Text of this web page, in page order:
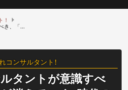
！
第710号：コンサルタントが意識すべき、「静かに仕事が消えていく」時代の対応策
コンサルタント！
タントが意識すべ